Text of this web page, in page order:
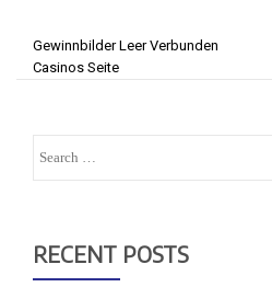
Gewinnbilder Leer Verbunden
Casinos Seite
RECENT POSTS